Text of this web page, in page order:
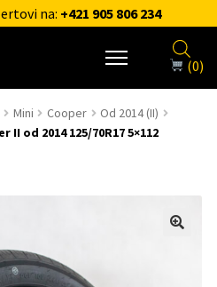
na: +421 905 806 234
(0)
Mini Cooper
Od 2014 (II)
od 2014 125/70R17 5×112